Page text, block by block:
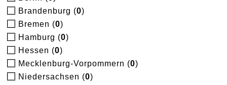
Brandenburg (0)
Bremen (0)
Hamburg (0)
Hessen (0)
Mecklenburg-Vorpommern (0)
Niedersachsen (0)